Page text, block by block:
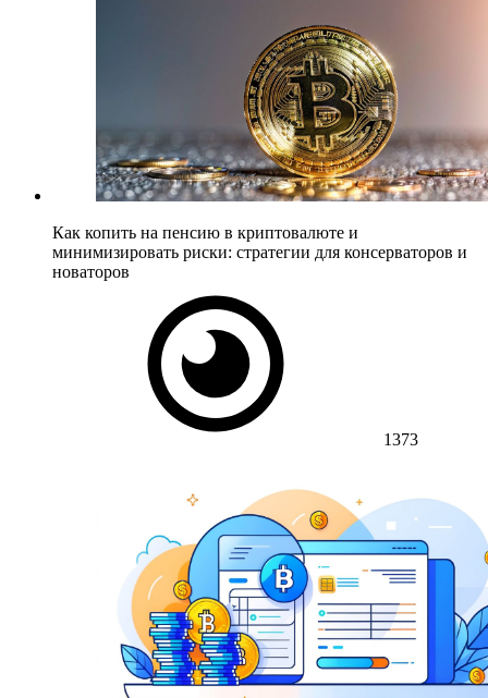
Как копить на пенсию в криптовалюте и
минимизировать риски: стратегии для консерваторов и
новаторов
1373